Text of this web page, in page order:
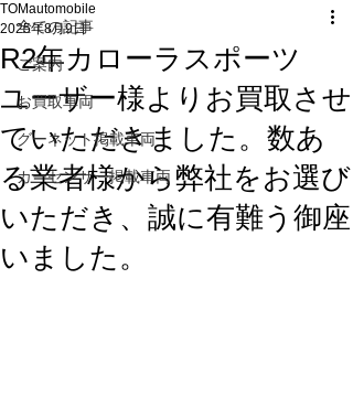
全ての記事
ご案内
お買取車両
グーネット掲載車両
カーセンサー掲載車両
R2年カローラスポーツ
ユーザー様よりお買取させ
ていただきました。数あ
る業者様から弊社をお選び
いただき、誠に有難う御座
いました。
TOMautomobile
2025年8月9日